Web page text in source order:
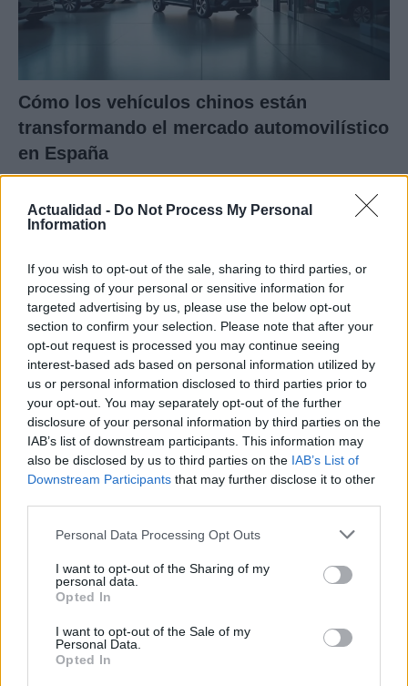
Actualidad - Do Not Process My Personal
Information
If you wish to opt-out of the sale, sharing to third parties, or
processing of your personal or sensitive information for
targeted advertising by us, please use the below opt-out
section to confirm your selection. Please note that after your
opt-out request is processed you may continue seeing
interest-based ads based on personal information utilized by
us or personal information disclosed to third parties prior to
your opt-out. You may separately opt-out of the further
disclosure of your personal information by third parties on the
IAB’s list of downstream participants. This information may
also be disclosed by us to third parties on the IAB’s List of
Downstream Participants that may further disclose it to other
Please note that this website/app uses one or more Google
not limited to your visit or usage behaviour. You may click to
grant or deny consent to Google and its third-party tags to
use your data for below specified purposes in below Google
consent section.
Personal Data Processing Opt Outs
I want to opt-out of the Sharing of my
personal data.
Opted In
I want to opt-out of the Sale of my
Personal Data.
Opted In
Cómo los vehículos chinos están
transformando el mercado automovilístico
en España
Los coches más buscados
Con el objetivo de determinar cuáles son…